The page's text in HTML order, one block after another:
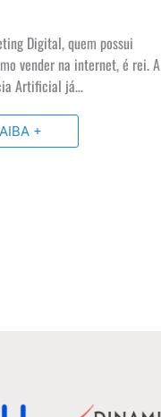
Digital, quem possui
vender na internet, é rei. A
Artificial já…
+